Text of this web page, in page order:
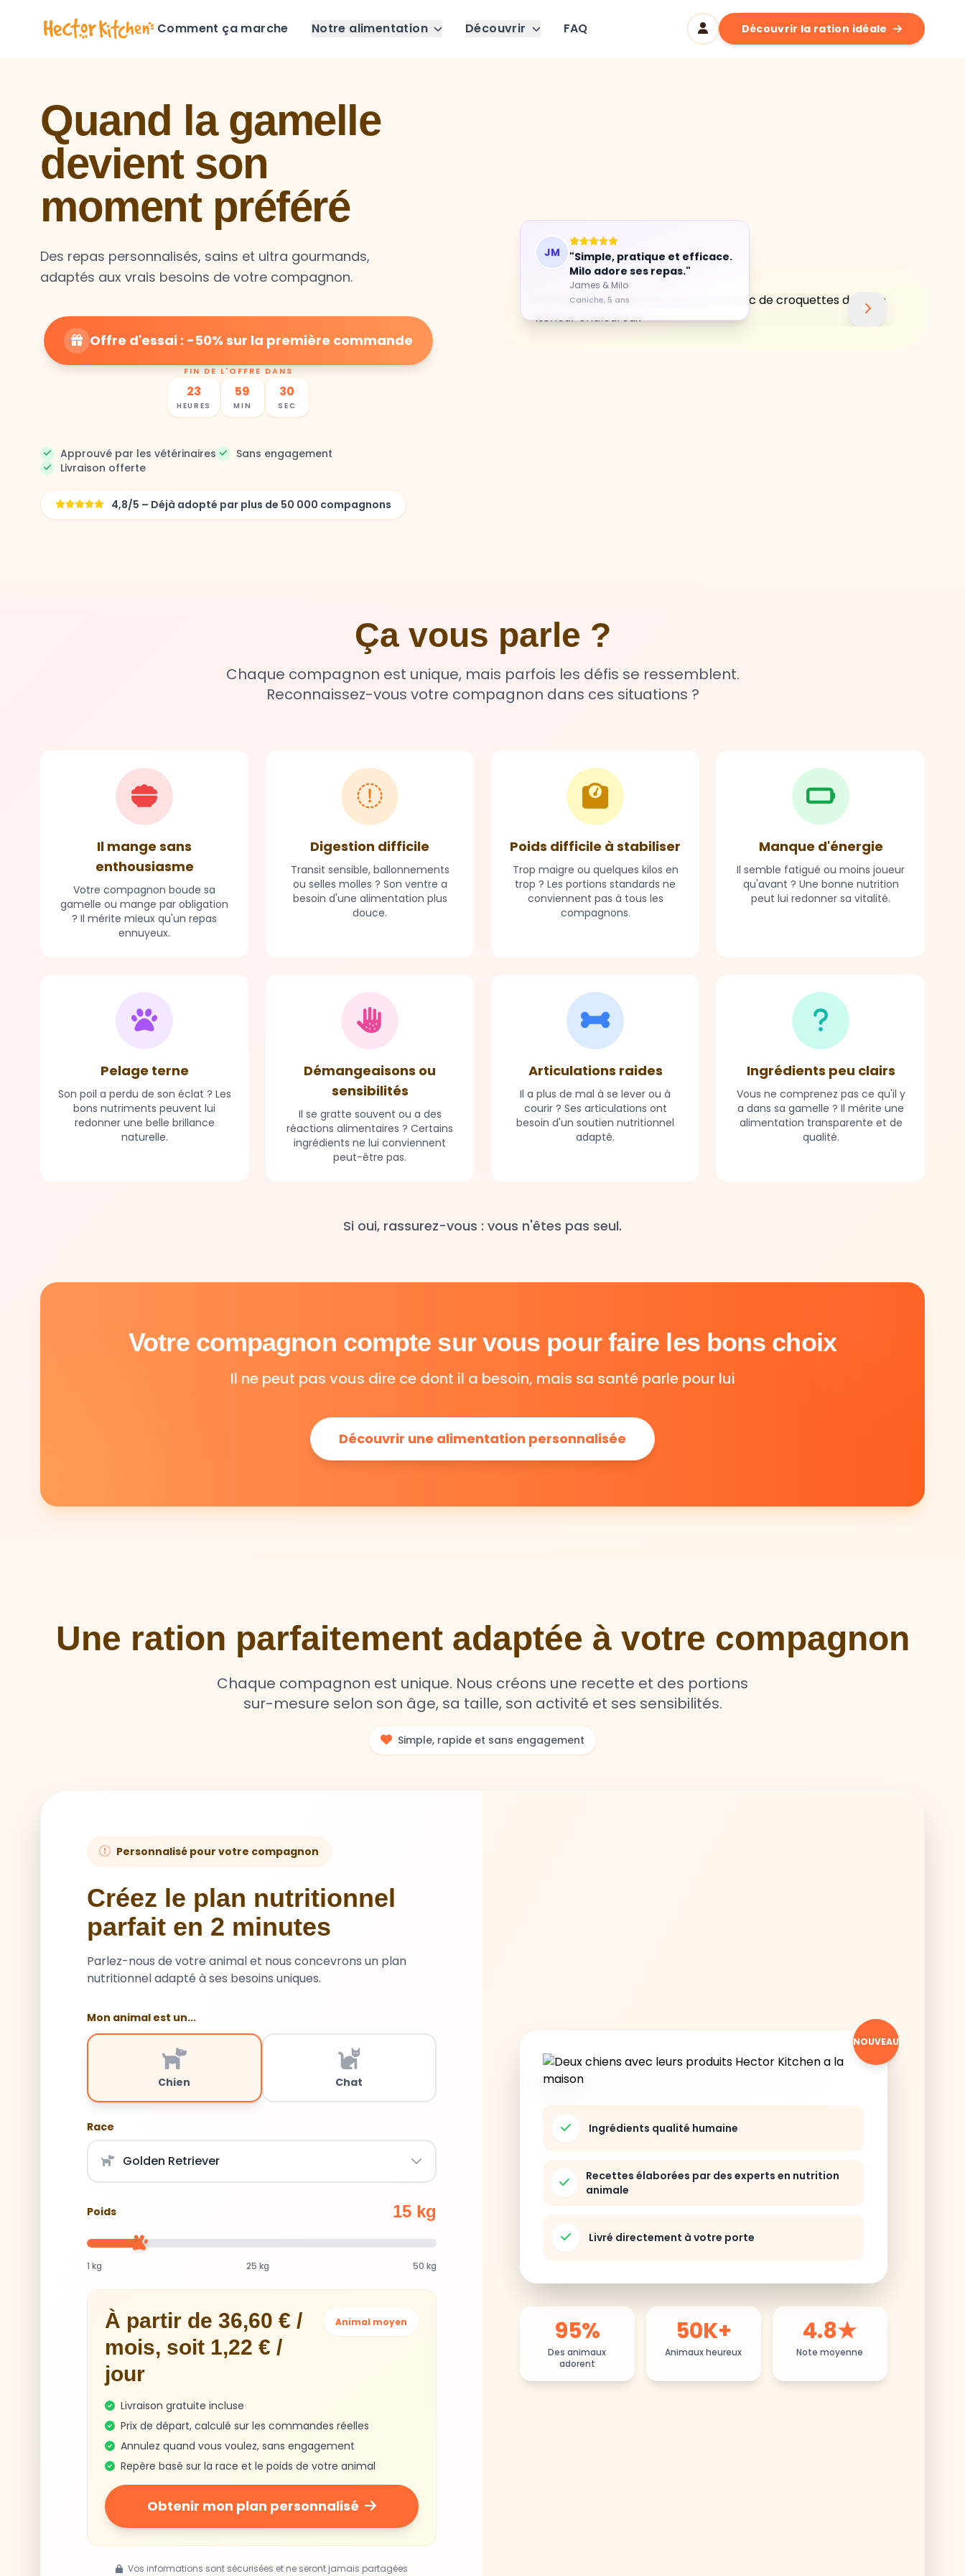
Comment ça marche Notre alimentation Découvrir FAQ Découvrir la ration idéale
Quand la gamelle
devient son
moment préféré
Des repas personnalisés, sains et ultra gourmands,
adaptés aux vrais besoins de votre compagnon.
Offre d'essai : -50% sur la première commande
FIN DE L'OFFRE DANS
23
HEURES
59
MIN
28
SEC
Approuvé par les vétérinaires
Sans engagement
Livraison offerte
4,8/5 – Déjà adopté par plus de 50 000 compagnons
JM
"Simple, pratique et efficace.
Milo adore ses repas."
James & Milo
Ça vous parle ?
Chaque compagnon est unique, mais parfois les défis se ressemblent.
Reconnaissez-vous votre compagnon dans ces situations ?
Il mange sans
enthousiasme
Votre compagnon boude sa
gamelle ou mange par obligation
? Il mérite mieux qu'un repas
ennuyeux.
Digestion difficile
Transit sensible, ballonnements
ou selles molles ? Son ventre a
besoin d'une alimentation plus
douce.
Poids difficile à stabiliser
Trop maigre ou quelques kilos en
trop ? Les portions standards ne
conviennent pas à tous les
compagnons.
Manque d'énergie
Il semble fatigué ou moins joueur
qu'avant ? Une bonne nutrition
peut lui redonner sa vitalité.
Pelage terne
Son poil a perdu de son éclat ? Les
bons nutriments peuvent lui
redonner une belle brillance
naturelle.
Démangeaisons ou
sensibilités
Il se gratte souvent ou a des
réactions alimentaires ? Certains
ingrédients ne lui conviennent
peut-être pas.
Articulations raides
Il a plus de mal à se lever ou à
courir ? Ses articulations ont
besoin d'un soutien nutritionnel
adapté.
Ingrédients peu clairs
Vous ne comprenez pas ce qu'il y
a dans sa gamelle ? Il mérite une
alimentation transparente et de
qualité.
Si oui, rassurez-vous : vous n'êtes pas seul.
Votre compagnon compte sur vous pour faire les bons choix
Il ne peut pas vous dire ce dont il a besoin, mais sa santé parle pour lui
Découvrir une alimentation personnalisée
Une ration parfaitement adaptée à votre compagnon
Chaque compagnon est unique. Nous créons une recette et des portions
sur-mesure selon son âge, sa taille, son activité et ses sensibilités.
Simple, rapide et sans engagement
Personnalisé pour votre compagnon
Créez le plan nutritionnel
parfait en 2 minutes
Parlez-nous de votre animal et nous concevrons un plan
nutritionnel adapté à ses besoins uniques.
Mon animal est un...
Chien Chat
Race
Poids 15 kg
1 kg 25 kg 50 kg
À partir de 36,60 € /
mois, soit 1,22 € /
jour
Animal moyen
Livraison gratuite incluse
Prix de départ, calculé sur les commandes réelles
Annulez quand vous voulez, sans engagement
Repère basé sur la race et le poids de votre animal
Obtenir mon plan personnalisé
Vos informations sont sécurisées et ne seront jamais partagées
NOUVEAU
Ingrédients qualité humaine
Recettes élaborées par des experts en nutrition
animale
Livré directement à votre porte
95%
Des animaux
adorent
50K+
Animaux heureux
4.8★
Note moyenne